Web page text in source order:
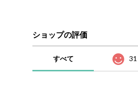
ショップの評価
すべて 31